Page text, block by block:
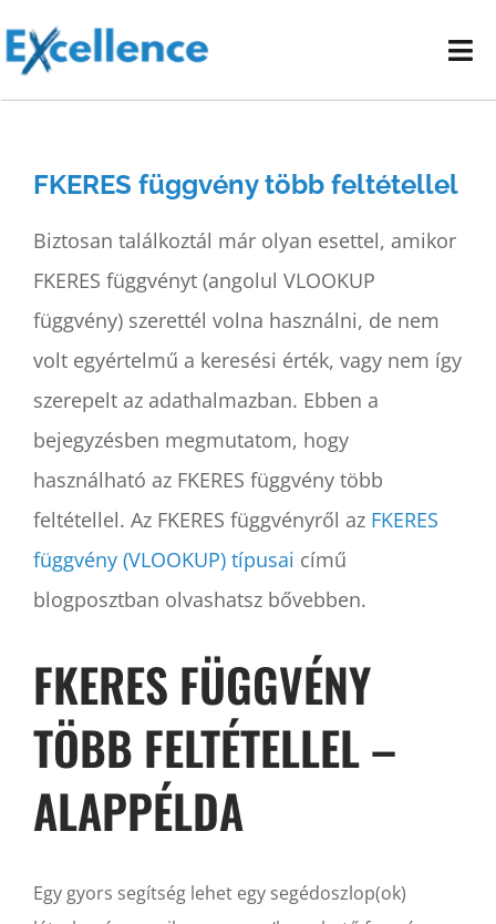
E-learning oktatóanyagok
Kapcsolat
FKERES függvény több feltétellel
Biztosan találkoztál már olyan esettel, amikor
FKERES függvényt (angolul VLOOKUP
függvény) szerettél volna használni, de nem
volt egyértelmű a keresési érték, vagy nem így
szerepelt az adathalmazban. Ebben a
bejegyzésben megmutatom, hogy
használható az FKERES függvény több
feltétellel. Az FKERES függvényről az FKERES
függvény (VLOOKUP) típusai című
blogposztban olvashatsz bővebben.
FKERES FÜGGVÉNY
TÖBB FELTÉTELLEL –
ALAPPÉLDA
Egy gyors segítség lehet egy segédoszlop(ok)